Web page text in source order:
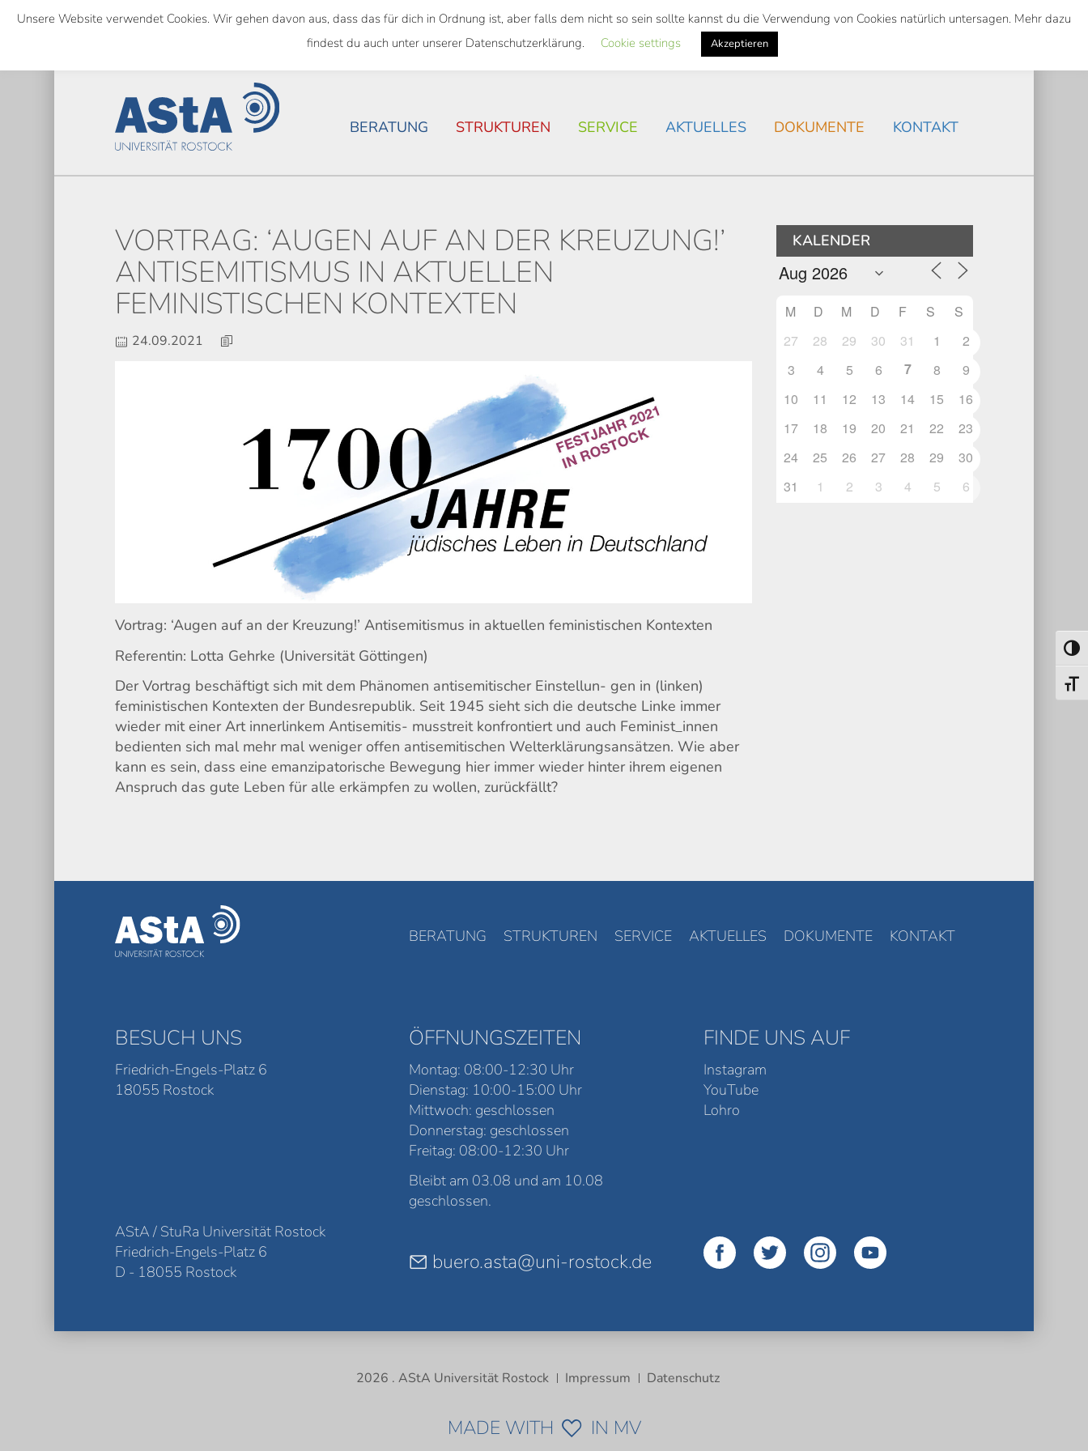
Skip
content
Suche
Search
SEMESTERTICKET ALS BUNDESWEITES TICKET AKTUELLES
BERATUNG STRUKTUREN SERVICE AKTUELLES DOKUMENTE KONTAKT
VORTRAG: ‘AUGEN AUF AN DER KREUZUNG!’
ANTISEMITISMUS IN AKTUELLEN
FEMINISTISCHEN KONTEXTEN
24.09.2021
Vortrag: ‘Augen auf an der Kreuzung!’ Antisemitismus in aktuellen feministischen Kontexten
Referentin: Lotta Gehrke (Universität Göttingen)
Der Vortrag beschäftigt sich mit dem Phänomen antisemitischer Einstellun- gen in (linken)
feministischen Kontexten der Bundesrepublik. Seit 1945 sieht sich die deutsche Linke immer
wieder mit einer Art innerlinkem Antisemitis- musstreit konfrontiert und auch Feminist_innen
bedienten sich mal mehr mal weniger offen antisemitischen Welterklärungsansätzen. Wie aber
kann es sein, dass eine emanzipatorische Bewegung hier immer wieder hinter ihrem eigenen
Anspruch das gute Leben für alle erkämpfen zu wollen, zurückfällt?
KALENDER
M D M D F S
S
27
28 29 30 31 1
2
3
4 5 6 7 8
9
10
11 12 13 14 15
16
17
18 19 20 21 22
23
24
25 26 27 28 29
30
31
1 2 3 4 5 6
BERATUNG STRUKTUREN SERVICE AKTUELLES DOKUMENTE KONTAKT
BESUCH UNS
Friedrich-Engels-Platz 6
18055 Rostock
ÖFFNUNGSZEITEN
Montag: 08:00-12:30 Uhr
Dienstag: 10:00-15:00 Uhr
Mittwoch: geschlossen
Donnerstag: geschlossen
Freitag: 08:00-12:30 Uhr
Bleibt am 03.08 und am 10.08
geschlossen.
FINDE UNS AUF
Instagram
YouTube
Lohro
AStA / StuRa Universität Rostock
Friedrich-Engels-Platz 6
D - 18055 Rostock
buero.asta@uni-rostock.de
2026 . AStA Universität Rostock Impressum Datenschutz
MADE WITH IN MV
Unsere Website verwendet Cookies. Wir gehen davon aus, dass das für dich in Ordnung ist, aber falls dem nicht so sein sollte kannst du die Verwendung von Cookies natürlich untersagen. Mehr dazu
findest du auch unter unserer Datenschutzerklärung.
Cookie settings Akzeptieren